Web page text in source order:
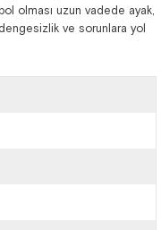
olması uzun vadede ayak,
ve sorunlara yol